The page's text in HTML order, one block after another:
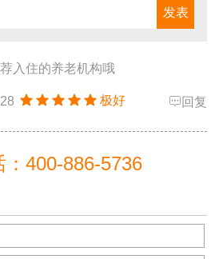
入住的养老机构哦
极好 回复
：400-886-5736